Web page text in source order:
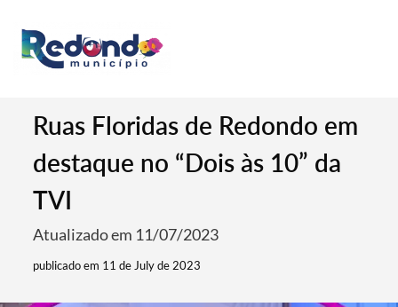
Ruas Floridas de Redondo em
destaque no “Dois às 10” da
TVI
Atualizado em 11/07/2023
publicado em 11 de July de 2023